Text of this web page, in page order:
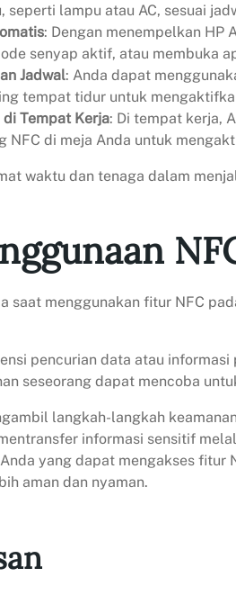
lampu atau AC, sesuai
: Dengan menempelkan HP
senyap aktif, atau membuka
Jadwal: Anda dapat
tempat tidur untuk
Tempat Kerja: Di tempat kerja,
NFC di meja Anda untuk
waktu dan tenaga dalam
saat menggunakan fitur NFC
pencurian data atau
seseorang dapat mencoba
langkah-langkah
informasi sensitif
yang dapat mengakses
aman dan nyaman.